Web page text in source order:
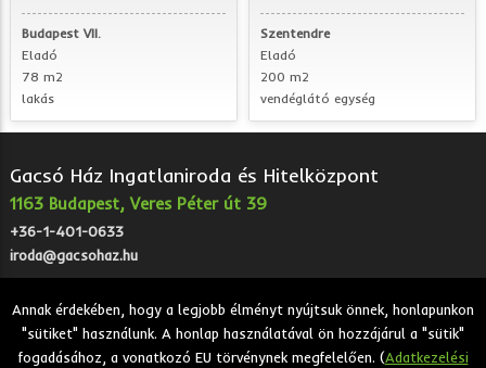
Annak érdekében, hogy a legjobb élményt nyújtsuk önnek, honlapunkon
"sütiket" használunk. A honlap használatával ön hozzájárul a "sütik"
fogadásához, a vonatkozó EU törvénynek megfelelően. (Adatkezelési
Budapest VII.
Eladó
78 m2
lakás
Szentendre
Eladó
200 m2
vendéglátó egység
Gacsó Ház Ingatlaniroda és Hitelközpont
1163 Budapest, Veres Péter út 39
+36-1-401-0633
iroda@gacsohaz.hu
2026 © Gacsó Ház Ingatlaniroda és Hitelközpont - Eladó,